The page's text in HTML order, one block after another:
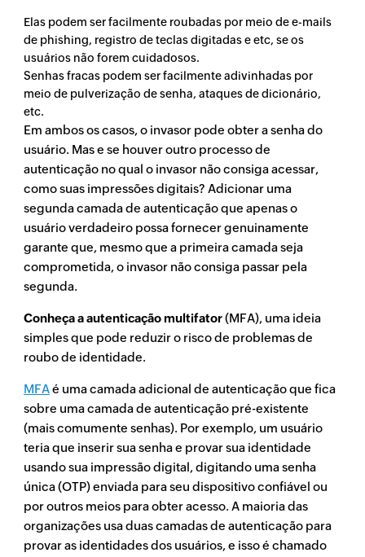
Elas podem ser facilmente roubadas por meio de e-mails
de phishing, registro de teclas digitadas e etc, se os
usuários não forem cuidadosos.
Senhas fracas podem ser facilmente adivinhadas por
meio de pulverização de senha, ataques de dicionário,
etc.
Em ambos os casos, o invasor pode obter a senha do
usuário. Mas e se houver outro processo de
autenticação no qual o invasor não consiga acessar,
como suas impressões digitais? Adicionar uma
segunda camada de autenticação que apenas o
usuário verdadeiro possa fornecer genuinamente
garante que, mesmo que a primeira camada seja
comprometida, o invasor não consiga passar pela
segunda.
Conheça a autenticação multifator(MFA), uma ideia
simples que pode reduzir o risco de problemas de
roubo de identidade.
MFAé uma camada adicional de autenticação que fica
sobre uma camada de autenticação pré-existente
(mais comumente senhas). Por exemplo, um usuário
teria que inserir sua senha e provar sua identidade
usando sua impressão digital, digitando uma senha
única (OTP) enviada para seu dispositivo confiável ou
por outros meios para obter acesso. A maioria das
organizações usa duas camadas de autenticação para
provar as identidades dos usuários, e isso é chamado